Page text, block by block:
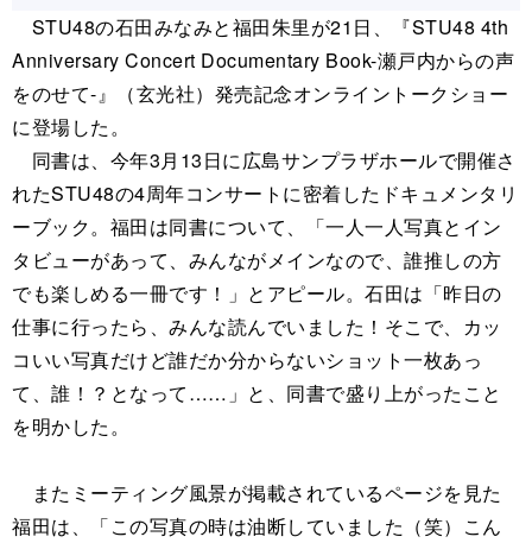
STU48の石田みなみと福田朱里が21日、『STU48 4th
Anniversary Concert Documentary Book-瀬戸内からの声
をのせて-』（玄光社）発売記念オンライントークショー
に登場した。
同書は、今年3月13日に広島サンプラザホールで開催さ
れたSTU48の4周年コンサートに密着したドキュメンタリ
ーブック。福田は同書について、「一人一人写真とイン
タビューがあって、みんながメインなので、誰推しの方
でも楽しめる一冊です！」とアピール。石田は「昨日の
仕事に行ったら、みんな読んでいました！そこで、カッ
コいい写真だけど誰だか分からないショット一枚あっ
て、誰！？となって……」と、同書で盛り上がったこと
を明かした。
またミーティング風景が掲載されているページを見た
福田は、「この写真の時は油断していました（笑）こん